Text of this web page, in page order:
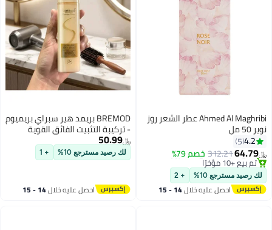
Ahmed Al Maghribi عطر الشعر روز
نوير 50 مل
4.2
5
﷼‏64.79
312.21خصم 79% باقي 1 وحدات في المخزون
تم بيع +10 مؤخرًا
باقي 1 وحدات في المخزون
لك رصيد مسترجع 10% + 2
احصل عليه خلال 14 - 15
BREMOD بريمد هير سبراي بريميوم
- تركيبة التثبيت الفائق القوية
لتصفيف الشعر المثالي. يساعد على
تثبيت تسريحات الشعر في مكانها،
مقاومة الرطوبة، الحفاظ على
احترافية خفيفة الوزن تبدو منتعشة
من الصباح حتى المساء.
﷼‏50.99
لك رصيد مسترجع 10% + 1
احصل عليه خلال 14 - 15